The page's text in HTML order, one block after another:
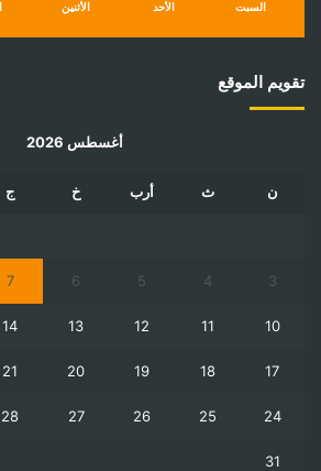
السبت الأحد الأثنين
تقويم الموقع
أغسطس 2026
ن ث أرب خ ج
3
4
5
6
7
10
11
12
13
14
17
18
19
20
21
24
25
26
27
28
31